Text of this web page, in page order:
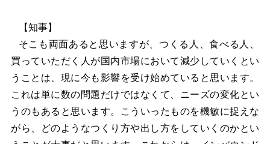
【知事】
そこも両面あると思いますが、つくる人、食べる人、
買っていただく人が国内市場において減少していくとい
うことは、現に今も影響を受け始めていると思います。
これは単に数の問題だけではなくて、ニーズの変化とい
うのもあると思います。こういったものを機敏に捉えな
がら、どのようなつくり方や出し方をしていくのかとい